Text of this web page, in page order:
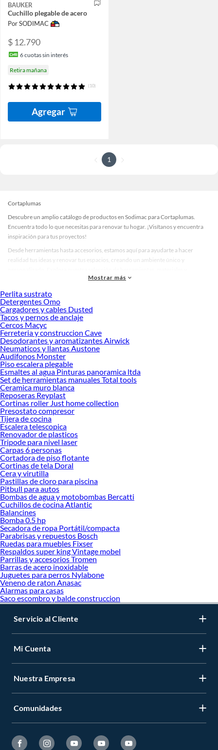
BAUKER
Cuchillo plegable de acero
Por SODIMAC
$ 12.790
6cuotas sin interés
Retira mañana
(10)
Agregar
1
Cortaplumas
Descubre un amplio catálogo de productos en Sodimac para Cortaplumas.
Encuentra todo lo que necesitas para renovar tu hogar. ¡Visítanos y encuentra
inspiración para tus proyectos!
Desde herramientas hasta accesorios, estamos aquí para ayudarte a hacer
realidad tus ideas y renovar tus espacios, creando un ambiente único y
accesorios de calidad que te ayudarán a crear un espacio más tú.
Desde remodelaciones hasta proyectos de decoración, estamos aquí para hacer
tus ideas realidad. ¡Visítanos y encuentra todo lo que tenemos para ofrecerte en
Cortaplumas!
Explora la variedad de productos de Cortaplumas en Sodimac
Herramientas, materiales y accesorios de calidad para tus proyectos y
renovación de espacios. ¡Visítanos y descubre todo lo que tenemos para
ofrecerte!
Encuentra una amplia variedad de productos de Cortaplumas en Sodimac.
Encuentra todo lo necesario para tus proyectos de renovación y decoración.
¡Visítanos y haz tus ideas realidad!
Mostrar más
Perlita sustrato
Detergentes Omo
Cargadores y cables Dusted
Tacos y pernos de anclaje
Cercos Macyc
Ferreteria y construccion Cave
Desodorantes y aromatizantes Airwick
Neumaticos y llantas Austone
Audifonos Monster
Piso escalera plegable
Esmaltes al agua Pinturas panoramica ltda
Set de herramientas manuales Total tools
Ceramica muro blanca
Reposeras Reyplast
Cortinas roller Just home collection
Presostato compresor
Tijera de cocina
Escalera telescopica
Renovador de plasticos
Tripode para nivel laser
Carpas 6 personas
Cortadora de piso flotante
Cortinas de tela Doral
Cera y virutilla
Pastillas de cloro para piscina
Pitbull para autos
Bombas de agua y motobombas Bercatti
Cuchillos de cocina Atlantic
Balancines
Bomba 0.5 hp
Secadora de ropa Portátil/compacta
Parabrisas y repuestos Bosch
Ruedas para muebles Fixser
Respaldos super king Vintage mobel
Parrillas y accesorios Tromen
Barras de acero inoxidable
Juguetes para perros Nylabone
Veneno de raton Anasac
Alarmas para casas
Saco escombro y balde construccion
Servicio al Cliente
Mi Cuenta
Nuestra Empresa
Comunidades